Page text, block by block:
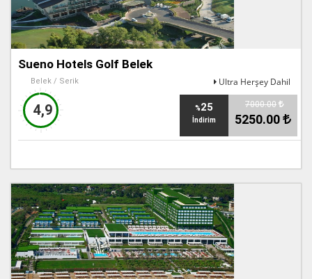
Sueno Hotels Golf Belek
Belek / Serik Ultra Herşey Dahil
4,9 %25
İndirim
7000.00
5250.00